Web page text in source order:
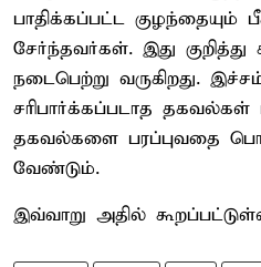
பாதிக்கப்பட்ட குழந்தையும்
சேர்ந்தவர்கள். இது
நடைபெற்று வருகிறது.
சரிபார்க்கப்படாத
தகவல்களை பரப்புவதை
வேண்டும்.
இவ்வாறு அதில்